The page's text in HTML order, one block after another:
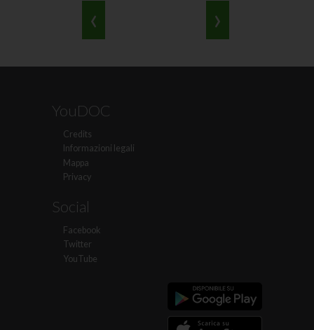
‹ ›
YouDOC
Credits
Informazioni legali
Mappa
Privacy
Social
Facebook
Twitter
YouTube